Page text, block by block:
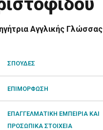
Αγγλικής Γλώσσας
ΣΠΟΥΔΕΣ
ΕΠΙΜΟΡΦΩΣΗ
ΕΠΑΓΓΕΛΜΑΤΙΚΗ ΕΜΠΕΙΡΙΑ ΚΑΙ
ΠΡΟΣΩΠΙΚΑ ΣΤΟΙΧΕΙΑ